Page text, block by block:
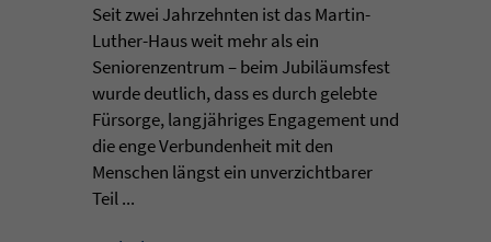
Seit zwei Jahrzehnten ist das Martin-
Luther-Haus weit mehr als ein
Seniorenzentrum – beim Jubiläumsfest
wurde deutlich, dass es durch gelebte
Fürsorge, langjähriges Engagement und
die enge Verbundenheit mit den
Menschen längst ein unverzichtbarer
Teil ...